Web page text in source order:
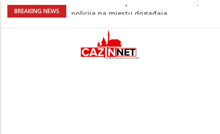
BREAKING NEWS
Ovo je 24-godišnji mladić koji je izgubio
Na Ahiret preselio LJUBIJANKIĆ (Hasan)
Na Ahiret preselio HALILOVIĆ (Smajil)